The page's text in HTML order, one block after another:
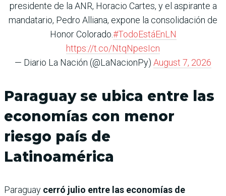
presidente de la ANR, Horacio Cartes, y el aspirante a
mandatario, Pedro Alliana, expone la consolidación de
Honor Colorado.#TodoEstáEnLN
https://t.co/NtqNpesIcn
— Diario La Nación (@LaNacionPy) August 7, 2026
Paraguay se ubica entre las
economías con menor
riesgo país de
Latinoamérica
Paraguay cerró julio entre las economías de